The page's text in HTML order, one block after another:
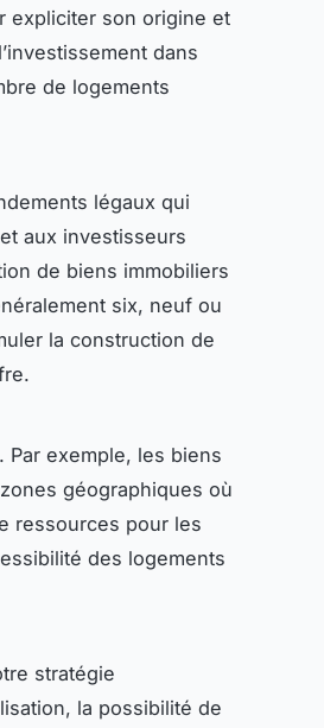
expliciter son origine et
dans
de logements
légaux qui
aux investisseurs
de biens immobiliers
six, neuf ou
la construction de
exemple, les biens
géographiques où
ressources pour les
des logements
stratégie
la possibilité de